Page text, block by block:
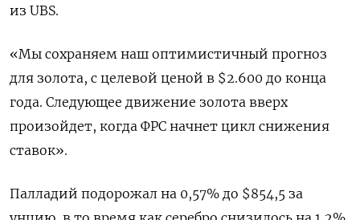
из UBS.
«Мы сохраняем наш оптимистичный прогноз
для золота, с целевой ценой в $2.600 до конца
года. Следующее движение золота вверх
произойдет, когда ФРС начнет цикл снижения
ставок».
Палладий подорожал на 0,57% до $854,5​​ за